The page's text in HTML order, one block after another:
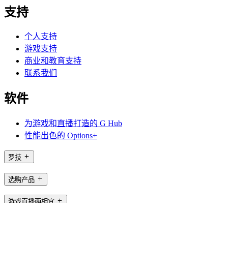
支持
个人支持
游戏支持
商业和教育支持
联系我们
软件
为游戏和直播打造的 G Hub
性能出色的 Options+
罗技
选购产品
游戏直播两相宜